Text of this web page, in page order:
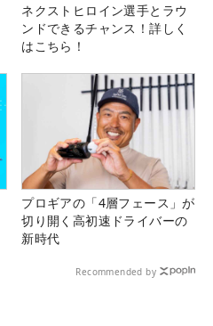
ネクストヒロイン選手とラウ
ンドできるチャンス！詳しく
はこちら！
プロギアの「4層フェース」が
切り開く高初速ドライバーの
新時代
Recommended by